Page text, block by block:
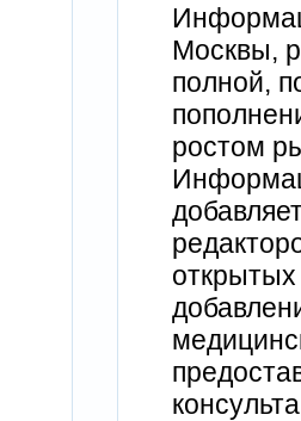
Москвы,
полной,
ростом